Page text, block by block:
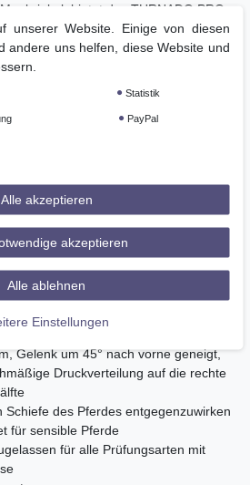
bietet das TURNADO PRO
für anatomische
Design mit einem Gelenk,
Gebissen um 45° nach vorne geneigt
der Gebissschenkel hilft, der
entgegenzuwirken, während eine
die dazu neigen, die Zunge
Form des Gebisses reduziert bei
von Quetschungen vor dem ersten
eine sanfte und präzisere Einwirkung.
mit kurzer Maulspalte und normal bis
entlastet die Zunge, ideal bei Pferden,
Gelenk um 45° nach vorne geneigt,
Druckverteilung auf die rechte
Schiefe des Pferdes entgegenzuwirken
für sensible Pferde
für alle Prüfungsarten mit
unserer Website. Einige von diesen
andere uns helfen, diese Website und
Statistik
PayPal
Alle akzeptieren
akzeptieren
Alle ablehnen
Einstellungen